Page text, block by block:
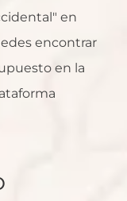
en
encontrar
en la